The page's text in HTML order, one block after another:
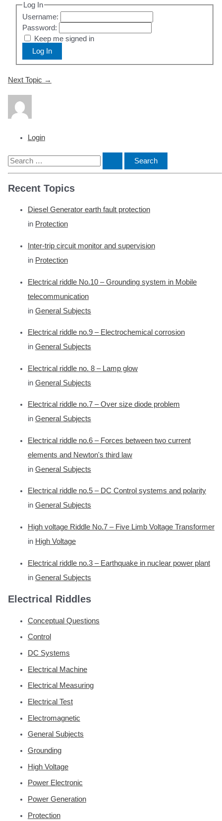
Login
S
e
a
Recent Topics
Diesel Generator earth fault protection
in Protection
Inter-trip circuit monitor and supervision
in Protection
Electrical riddle No.10 – Grounding system in Mobile
telecommunication
in General Subjects
Electrical riddle no.9 – Electrochemical corrosion
in General Subjects
Electrical riddle no. 8 – Lamp glow
in General Subjects
Electrical riddle no.7 – Over size diode problem
in General Subjects
Electrical riddle no.6 – Forces between two current
elements and Newton's third law
in General Subjects
Electrical riddle no.5 – DC Control systems and polarity
in General Subjects
High voltage Riddle No.7 – Five Limb Voltage Transformer
in High Voltage
Electrical riddle no.3 – Earthquake in nuclear power plant
in General Subjects
Electrical Riddles
Conceptual Questions
Control
DC Systems
Electrical Machine
Electrical Measuring
Electrical Test
Electromagnetic
General Subjects
Grounding
High Voltage
Power Electronic
Power Generation
Protection
Log In
Username:
Password:
Keep me signed in
Log In
Post
Next Topic →